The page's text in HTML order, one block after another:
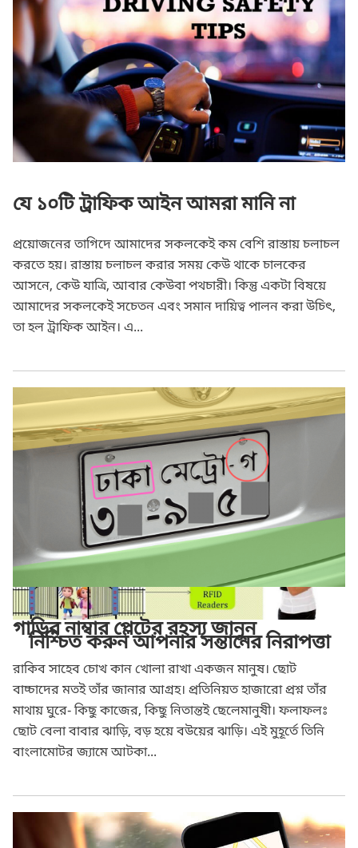
নিশ্চিত করুন আপনার সন্তানের নিরাপত্তা
যে ১০টি ট্রাফিক আইন আমরা মানি না
প্রয়োজনের তাগিদে আমাদের সকলকেই কম বেশি রাস্তায় চলাচল
করতে হয়। রাস্তায় চলাচল করার সময় কেউ থাকে চালকের
আসনে, কেউ যাত্রি, আবার কেউবা পথচারী। কিন্তু একটা বিষয়ে
আমাদের সকলকেই সচেতন এবং সমান দায়িত্ব পালন করা উচিৎ,
তা হল ট্রাফিক আইন। এ...
গাড়ির নাম্বার প্লেটের রহস্য জানুন
রাকিব সাহেব চোখ কান খোলা রাখা একজন মানুষ। ছোট
বাচ্চাদের মতই তাঁর জানার আগ্রহ। প্রতিনিয়ত হাজারো প্রশ্ন তাঁর
মাথায় ঘুরে- কিছু কাজের, কিছু নিতান্তই ছেলেমানুষী। ফলাফলঃ
ছোট বেলা বাবার ঝাড়ি, বড় হয়ে বউয়ের ঝাড়ি। এই মুহূর্তে তিনি
বাংলামোটর জ্যামে আটকা...